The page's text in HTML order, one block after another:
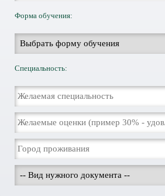
Форма обучения:
Специальность: